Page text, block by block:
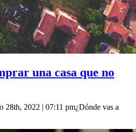
una casa que no
28th, 2022 | 07:11 pm¿Dónde vas a